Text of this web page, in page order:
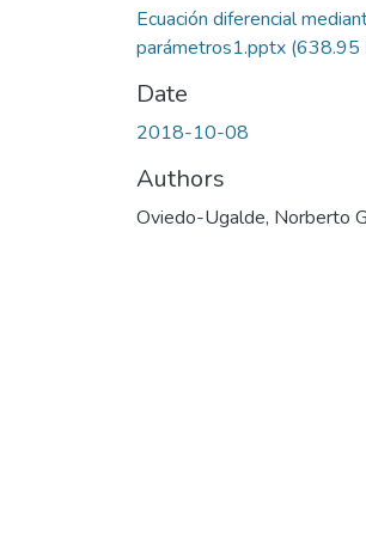
Ecuación diferencial
parámetros1.pptx (638.95
Date
2018-10-08
Authors
Oviedo-Ugalde, Norberto